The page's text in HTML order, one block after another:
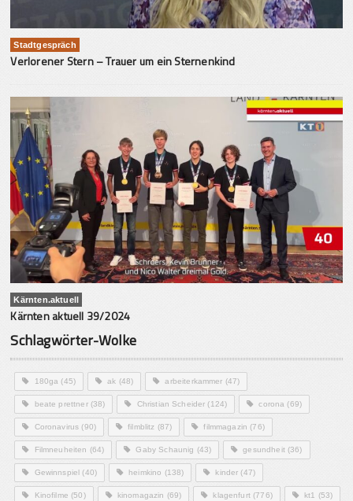
Stadtgespräch
Verlorener Stern – Trauer um ein Sternenkind
Kärnten.aktuell
Kärnten aktuell 39/2024
Schlagwörter-Wolke
180ga (45) ak (48) arbeiterkammer (47)
beate prettner(38) Christian Scheider (124) corona (69)
Coronavirus (90) filmblitz (87) filmmagazin (76)
Filmneuheiten (64) Gaby Schaunig (43) gesundheit(36)
Gewinnspiel (40) heimkino (138) kinder (47)
Kinofilme (50) kinomagazin (69) klagenfurt(776) kt1 (53)